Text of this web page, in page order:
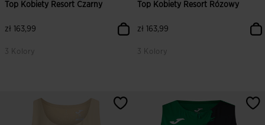
Top Kobiety Resort Czarny
zł 163,99
3 Kolory
5 z 5 ocen klientów
Top Kobiety Resort Rózowy
zł 163,99
3 Kolory